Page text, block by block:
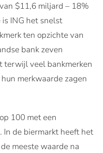
$11,6 miljard – 18%
is ING het snelst
ten opzichte van
bank zeven
terwijl veel bankmerken
merkwaarde zagen
100 met een
In de biermarkt heeft het
meeste waarde na